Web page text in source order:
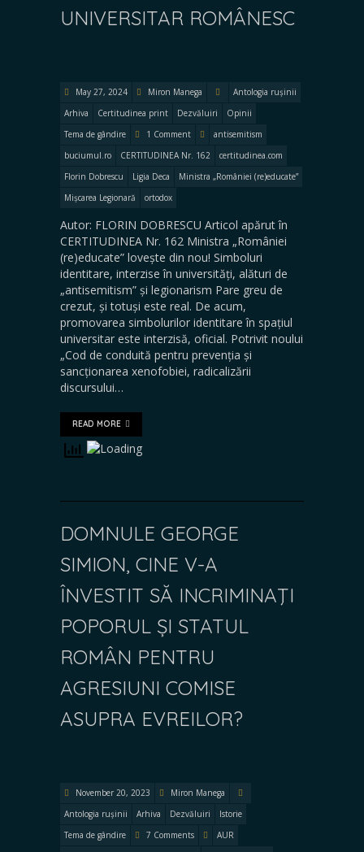
UNIVERSITAR ROMÂNESC
May 27, 2024 Miron Manega
Antologia rușinii
Arhiva
Certitudinea print Dezvăluiri
Opinii
Tema de gândire
1 Comment
antisemitism
buciumul.ro
CERTITUDINEA Nr. 162
certitudinea.com
Florin Dobrescu
Ligia Deca
Ministra „României (re)educate”
Mișcarea Legionară
ortodox
Autor: FLORIN DOBRESCU Articol apărut în
CERTITUDINEA Nr. 162 Ministra „României
(re)educate” lovește din nou! Simboluri
identitare, interzise în universități, alături de
„antisemitism” și legionarism Pare greu de
crezut, și totuși este real. De acum,
promovarea simbolurilor identitare în spațiul
universitar este interzisă, oficial. Potrivit noului
„Cod de conduită pentru prevenția și
sancționarea xenofobiei, radicalizării
discursului…
READ MORE
DOMNULE GEORGE
SIMION, CINE V-A
ÎNVESTIT SĂ INCRIMINAŢI
POPORUL ȘI STATUL
ROMÂN PENTRU
AGRESIUNI COMISE
ASUPRA EVREILOR?
November 20, 2023
Miron Manega
Antologia rușinii
Arhiva Dezvăluiri
Istorie
Tema de gândire
7 Comments
AUR